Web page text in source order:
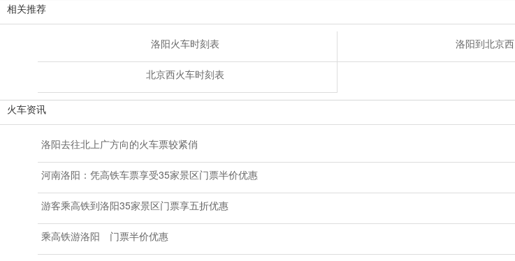
相关推荐
洛阳火车时刻表 洛阳到北京西
北京西火车时刻表
火车资讯
洛阳去往北上广方向的火车票较紧俏
河南洛阳：凭高铁车票享受35家景区门票半价优惠
游客乘高铁到洛阳35家景区门票享五折优惠
乘高铁游洛阳 门票半价优惠